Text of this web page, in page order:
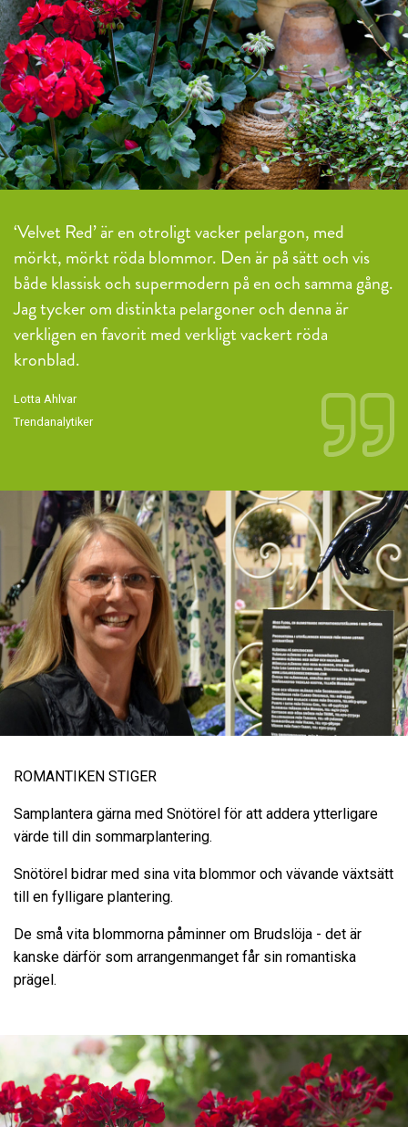
‘Velvet Red’ är en otroligt vacker pelargon, med
mörkt, mörkt röda blommor. Den är på sätt och vis
både klassisk och supermodern på en och samma gång.
Jag tycker om distinkta pelargoner och denna är
verkligen en favorit med verkligt vackert röda
kronblad.
Lotta Ahlvar
Trendanalytiker
ROMANTIKEN STIGER
Samplantera gärna med Snötörel för att addera ytterligare
värde till din sommarplantering.
Snötörel bidrar med sina vita blommor och vävande växtsätt
till en fylligare plantering.
De små vita blommorna påminner om Brudslöja - det är
kanske därför som arrangenmanget får sin romantiska
prägel.